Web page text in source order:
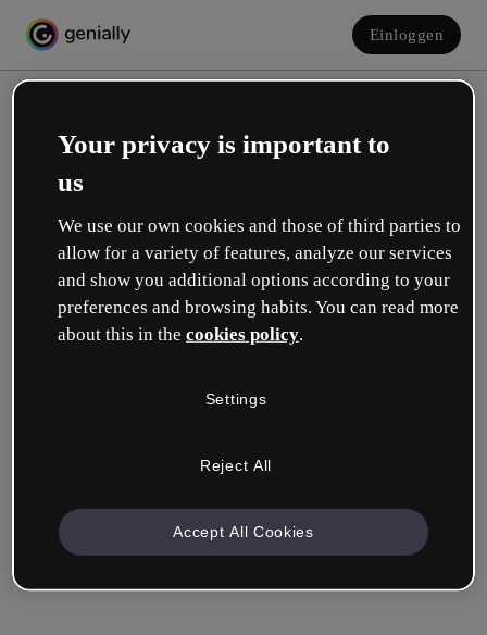
Einloggen
Erstelle dein kostenloses Konto!
Was beschreibt deine Rolle am besten?
Unternehmen & Professionals
einem anderen Bereich.
Your privacy is important to
us
We use our own cookies and those of third parties to
allow for a variety of features, analyze our services
and show you additional options according to your
preferences and browsing habits. You can read more
about this in the cookies policy.
Settings
Reject All
Accept All Cookies